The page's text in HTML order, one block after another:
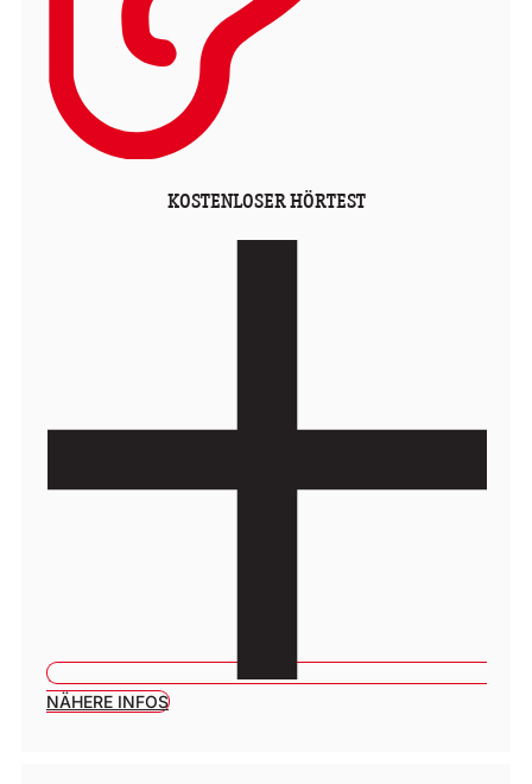
KOSTENLOSER HÖRTEST
NÄHERE INFOS